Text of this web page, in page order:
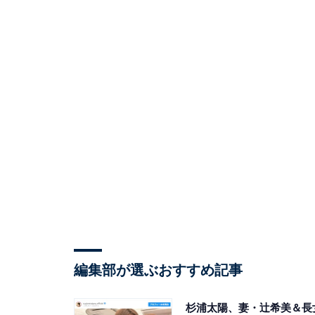
編集部が選ぶおすすめ記事
杉浦太陽、妻・辻希美＆長